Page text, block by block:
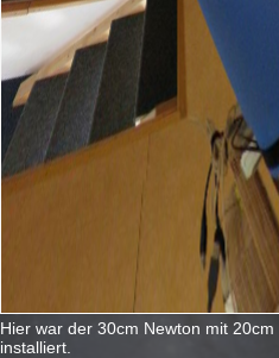
Hier war der 30cm Newton mit
installiert.